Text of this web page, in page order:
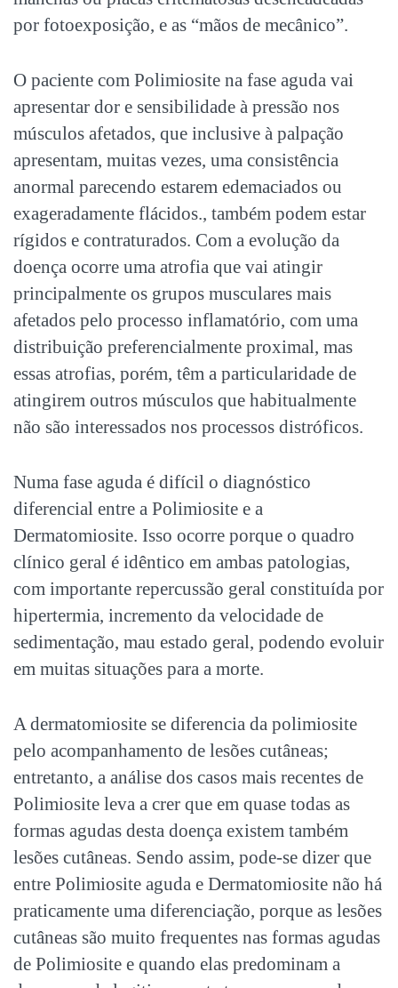
por fotoexposição, e as “mãos de mecânico”.
O paciente com Polimiosite na fase aguda vai
apresentar dor e sensibilidade à pressão nos
músculos afetados, que inclusive à palpação
apresentam, muitas vezes, uma consistência
anormal parecendo estarem edemaciados ou
exageradamente flácidos., também podem estar
rígidos e contraturados. Com a evolução da
doença ocorre uma atrofia que vai atingir
principalmente os grupos musculares mais
afetados pelo processo inflamatório, com uma
distribuição preferencialmente proximal, mas
essas atrofias, porém, têm a particularidade de
atingirem outros músculos que habitualmente
não são interessados nos processos distróficos.
Numa fase aguda é difícil o diagnóstico
diferencial entre a Polimiosite e a
Dermatomiosite. Isso ocorre porque o quadro
clínico geral é idêntico em ambas patologias,
com importante repercussão geral constituída por
hipertermia, incremento da velocidade de
sedimentação, mau estado geral, podendo evoluir
em muitas situações para a morte.
A dermatomiosite se diferencia da polimiosite
pelo acompanhamento de lesões cutâneas;
entretanto, a análise dos casos mais recentes de
Polimiosite leva a crer que em quase todas as
formas agudas desta doença existem também
lesões cutâneas. Sendo assim, pode-se dizer que
entre Polimiosite aguda e Dermatomiosite não há
praticamente uma diferenciação, porque as lesões
cutâneas são muito frequentes nas formas agudas
de Polimiosite e quando elas predominam a